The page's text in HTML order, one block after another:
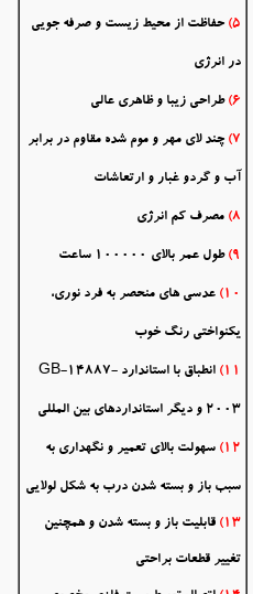
5) حفاظت از محیط زیست و صرفه جویی
در انرژی
6) طراحی زیبا و ظاهری عالی
7) چند لایمهر و موم شده مقاوم در برابر
آب و گردو غبار و ارتعاشات
8) مصرف کم انرژی
9) طول عمر بالای 100000 ساعت
10) عدسی های منحصر به فرد نوری،
یکنواختی رنگ خوب
11) انطباق با استاندارد GB-14887-
2003 و دیگر استانداردهای بین المللی
12) سهولت بالای تعمیر و نگهداری به
سبب باز و بسته شدن درب به شکل لولایی
13) قابلیت باز و بسته شدن و همچنین
تغییر قطعات براحتی